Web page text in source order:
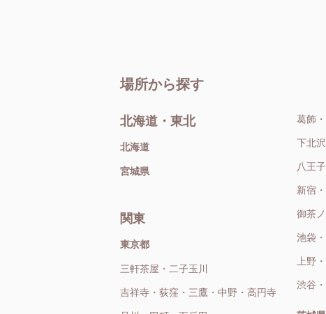
場所から探す
北海道・東北
北海道
宮城県
関東
東京都
三軒茶屋・二子玉川
吉祥寺・荻窪・三鷹・中野・高円寺
葛飾
下北
八王
新宿
御茶
池袋
上野
渋谷